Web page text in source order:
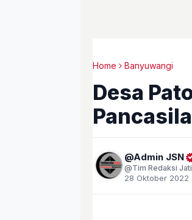
Home Banyuwangi
Desa
Admin JSN
Tim Redaksi
28 Oktober 2022